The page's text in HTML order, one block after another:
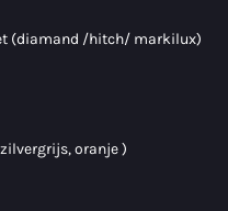
(diamand /hitch/ markilux)
oranje )